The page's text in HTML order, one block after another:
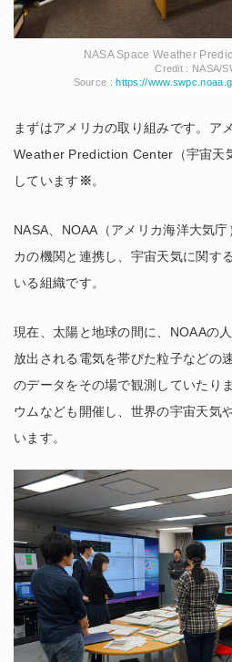
NASA Space Weather
Credit : NASA/
Source :https://
まずはアメリカの取り組みです。ア
Weather Prediction Center（宇宙天
しています ※。
NASA、NOAA（アメリカ海洋大気
カの機関と連携し、宇宙天気に関す
いる組織です。
現在、太陽と地球の間に、NOAAの
放出される電気を帯びた粒子などの
のデータをその場で観測していたり
ウムなども開催し、世界の宇宙天気
います。